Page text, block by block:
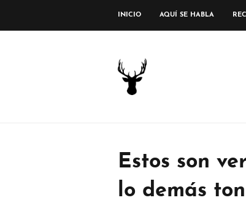
INICIO AQUÍ SE HABLA
Estos son
lo demás